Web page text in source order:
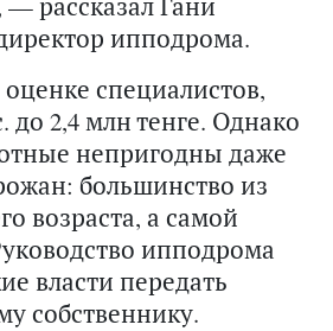
ипподрома.
специалистов,
до 2,4 млн тенге. Однако
непригодны даже
большинство из
возраста, а самой
ипподрома
власти передать
собственнику.